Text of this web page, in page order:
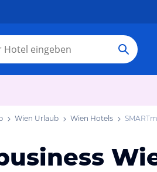
Wien Urlaub Wien Hotels